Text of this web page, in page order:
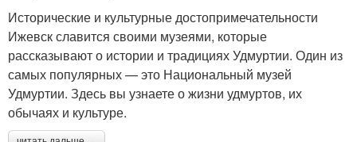
Исторические и культурные достопримечательности
Ижевск славится своими музеями, которые
рассказывают о истории и традициях Удмуртии. Один из
самых популярных — это Национальный музей
Удмуртии. Здесь вы узнаете о жизни удмуртов, их
обычаях и культуре.